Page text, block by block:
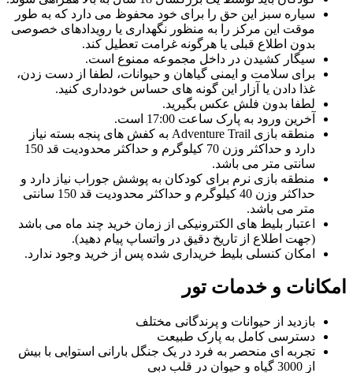
تاریخچه و هدف ایجاد سیاره سبز
سیاره سبز دبی در سال ۲۰۱۶ به عنوان یک پروژه نوآورانه در حوزه
حفاظت از محیط زیست و آموزش عمومی افتتاح شد. هدف از ایجاد
این مجموعه، ارائه‌ی فضایی بود که مردم بتوانند بدون ترک شهر
دبی، به قلب جنگل‌های استوایی سفر کرده و تجربه‌ای نزدیک به
طبیعت داشته باشند.
مکان و دسترسی به سیاره سبز دبی
سیاره سبز دبی در منطقه سیتی واک دبی، یکی از محبوب‌ ترین
مناطق تفریحی و گردشگری این شهر، واقع شده است. این موقعیت
مکانی، دسترسی آسان به سیاره سبز را برای بازدیدکنندگان فراهم
نحوه دسترسی به سیاره سبز دبی
وسایل حمل و نقل عمومی مانند مترو استفاده کنید. ایستگاه‌ های
متروی نزدیک، دسترسی به این مجموعه را بسیار راحت کرده است.
امکانات و خدمات موجود در مجموعه
در سیاره سبز دبی، انواع امکانات رفاهی از جمله پارکینگ، کافه‌ها، و
سیاره سبز این حق را برای خود محفوظ می دارد که به طور
موقت این مرکز را به منظور نگهداری یا رویدادهای خصوصی
بدون اطلاع قبلی یا هرگونه غرامت تعطیل کند.
سیگار کشیدن در داخل مجموعه ممنوع است.
برای سلامت و ایمنی گیاهان و حیوانات، لطفا از دست زدن،
غذا دادن یا آزار این گونه های حساس خودداری کنید.
لطفا بدون فلش عکس بگیرید.
آخرین ورود به پارک ساعت 17:00 است.
منطقه بازی Adventure Trail به کفش های پنجه بسته نیاز
دارد و حداکثر وزن 70 کیلوگرم و حداکثر محدودیت قد 150
سانتی متر می باشد.
منطقه بازی نرم برای كودكان به پوشش جوراب نیاز دارد و
حداکثر وزن 40 کیلوگرم و حداکثر محدودیت قد 150 سانتی
متر می باشد.
اعتبار بلیط های الکترونیکی از زمان خرید چند ماه می باشد
(جهت اطلاع از تاریخ دقیق در واتساپ پیام دهید).
امکان کنسلی بلیط خریداری شده پس از خرید وجود ندارد.
امکانات و خدمات تور
بازدید از حیوانات و پرندگانی مختلف
دسترسی کامل به پارک طبیعت
تجربه ای منحصر به فرد در یک جنگل بارانی استوایی با بیش
از 3000 گیاه و حیوان در قلب دبی